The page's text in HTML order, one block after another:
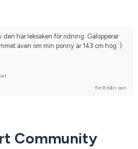
den här leksaken för ridning. Galopperar
även om min ponny är 143 cm hög :)
för 8 mån. sen
Community